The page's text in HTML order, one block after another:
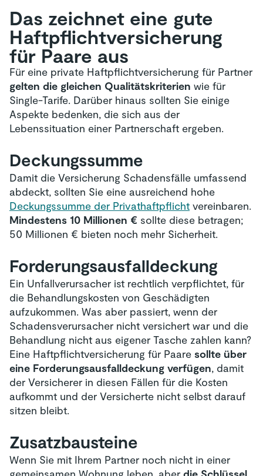
Das zeichnet eine gute
Haft­pflicht­versicherung
für Paare aus
Für eine private Haftpflichtversicherung für Partner
gelten die gleichen Qualitätskriterien wie für
Single-Tarife. Darüber hinaus sollten Sie einige
Aspekte bedenken, die sich aus der
Lebenssituation einer Partnerschaft ergeben.
Deckungssumme
Damit die Versicherung Schadensfälle umfassend
abdeckt, sollten Sie eine ausreichend hohe
Deckungssumme der Privathaftpflicht vereinbaren.
Mindestens 10 Millionen € sollte diese betragen;
50 Millionen € bieten noch mehr Sicherheit.
Forderungsausfalldeckung
Ein Unfallverursacher ist rechtlich verpflichtet, für
die Behandlungskosten von Geschädigten
aufzukommen. Was aber passiert, wenn der
Schadensverursacher nicht versichert war und die
Behandlung nicht aus eigener Tasche zahlen kann?
Eine Haftpflichtversicherung für Paare sollte über
eine Forderungsausfalldeckung verfügen, damit
der Versicherer in diesen Fällen für die Kosten
aufkommt und der Versicherte nicht selbst darauf
sitzen bleibt.
Zusatzbausteine
Wenn Sie mit Ihrem Partner noch nicht in einer